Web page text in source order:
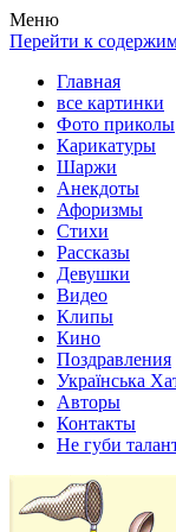
Весела хата —
Покажем всем ваши
Меню
Перейти к
Главная
все картинки
Фото приколы
Карикатуры
Шаржи
Анекдоты
Афоризмы
Стихи
Рассказы
Девушки
Видео
Клипы
Кино
Поздравления
Українська
Авторы
Контакты
Не губи